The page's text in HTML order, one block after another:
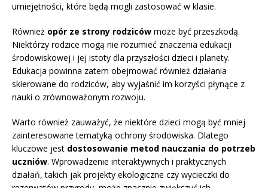
umiejętności, które będą mogli zastosować w klasie.
Również opór ze strony rodziców może być przeszkodą.
Niektórzy rodzice mogą nie rozumieć znaczenia edukacji
środowiskowej i jej istoty dla przyszłości dzieci i planety.
Edukacja powinna zatem obejmować również działania
skierowane do rodziców, aby wyjaśnić im korzyści płynące z
nauki o zrównoważonym rozwoju.
Warto również zauważyć, że niektóre dzieci mogą być mniej
zainteresowane tematyką ochrony środowiska. Dlatego
kluczowe jest dostosowanie metod nauczania do potrzeb
uczniów. Wprowadzenie interaktywnych i praktycznych
działań, takich jak projekty ekologiczne czy wycieczki do